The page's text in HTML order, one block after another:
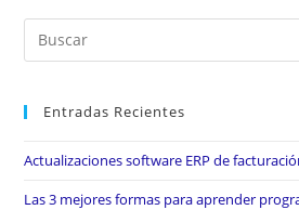
Entradas Recientes
Actualizaciones software ERP de
Las 3 mejores formas para aprender